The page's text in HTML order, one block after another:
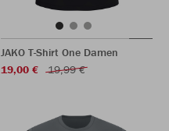
JAKO T-Shirt One Damen
19,00 €
19,99 €